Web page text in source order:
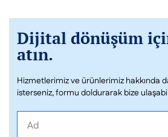
Dijital dönüşüm
atın.
Hizmetlerimiz ve ürünlerimiz hakkında
isterseniz, formu doldurarak bize